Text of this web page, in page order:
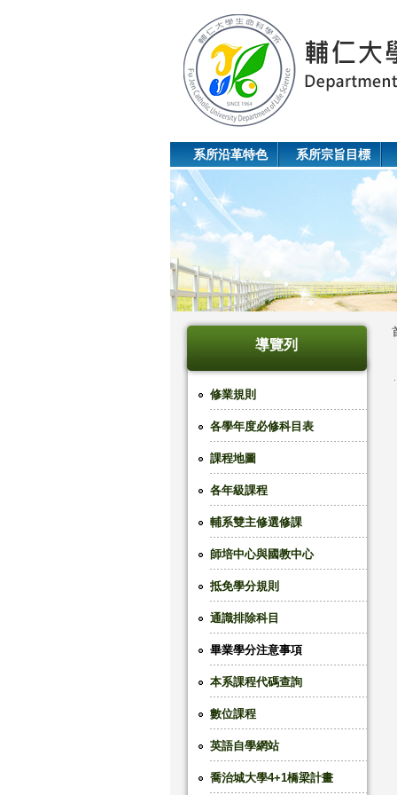
系所沿革特色 系所宗旨目標
導覽列
修業規則
各學年度必修科目表
課程地圖
各年級課程
輔系雙主修選修課
師培中心與國教中心
抵免學分規則
通識排除科目
畢業學分注意事項
本系課程代碼查詢
數位課程
英語自學網站
喬治城大學4+1橋梁計畫